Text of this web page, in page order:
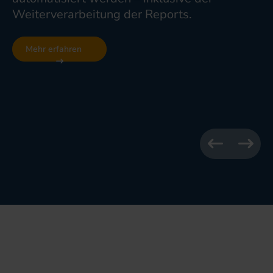
Weiterverarbeitung der Reports.
Mehr erfahren